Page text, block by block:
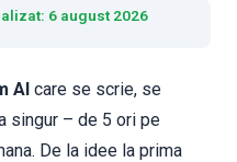
6 august 2026
AI care se scrie, se
singur – de 5 ori pe
De la idee la prima